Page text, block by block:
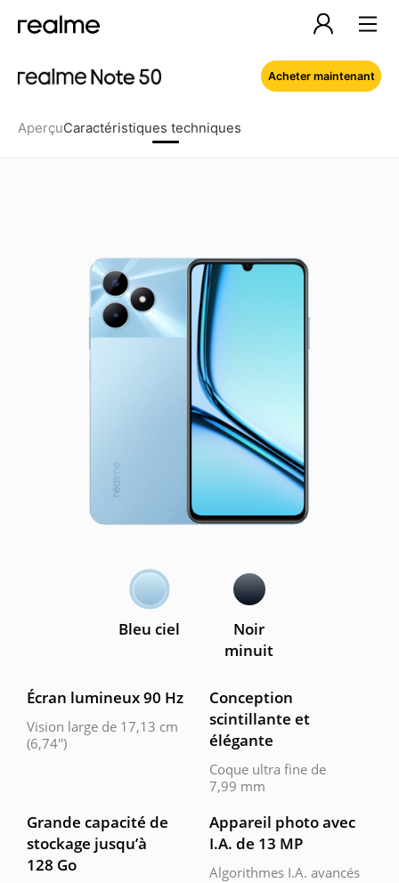
AperçuCaractéristiques techniques
Acheter maintenant
Écran lumineux 90 Hz
Vision large de 17,13 cm
(6,74'')
Conception
scintillante et
élégante
Coque ultra fine de
7,99 mm
Grande capacité de
stockage jusqu’à
128 Go
Appareil photo avec
I.A. de 13 MP
Algorithmes I.A. avancés
Bleu ciel
Noir
minuit